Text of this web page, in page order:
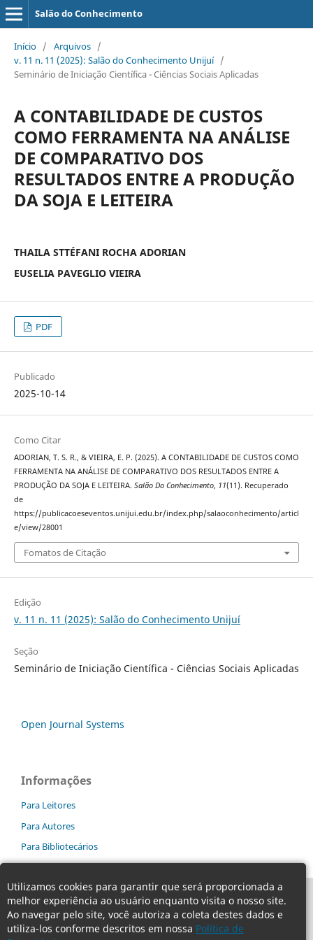
Utilizamos cookies para garantir que será proporcionada a
melhor experiência ao usuário enquanto visita o nosso site.
Ao navegar pelo site, você autoriza a coleta destes dados e
utiliza-los conforme descritos em nossa Política de
Salão do Conhecimento
Início / Arquivos /
v. 11 n. 11 (2025): Salão do Conhecimento Unijuí /
Seminário de Iniciação Científica - Ciências Sociais Aplicadas
A CONTABILIDADE DE CUSTOS
COMO FERRAMENTA NA ANÁLISE
DE COMPARATIVO DOS
RESULTADOS ENTRE A PRODUÇÃO
DA SOJA E LEITEIRA
THAILA STTÉFANI ROCHA ADORIAN
EUSELIA PAVEGLIO VIEIRA
PDF
Publicado
2025-10-14
Como Citar
ADORIAN, T. S. R., & VIEIRA, E. P. (2025). A CONTABILIDADE DE CUSTOS COMO
FERRAMENTA NA ANÁLISE DE COMPARATIVO DOS RESULTADOS ENTRE A
PRODUÇÃO DA SOJA E LEITEIRA. Salão Do Conhecimento, 11(11). Recuperado
de
https://publicacoeseventos.unijui.edu.br/index.php/salaoconhecimento/articl
e/view/28001
Fomatos de Citação
Edição
v. 11 n. 11 (2025): Salão do Conhecimento Unijuí
Seção
Seminário de Iniciação Científica - Ciências Sociais Aplicadas
Open Journal Systems
Informações
Para Leitores
Para Autores
Para Bibliotecários